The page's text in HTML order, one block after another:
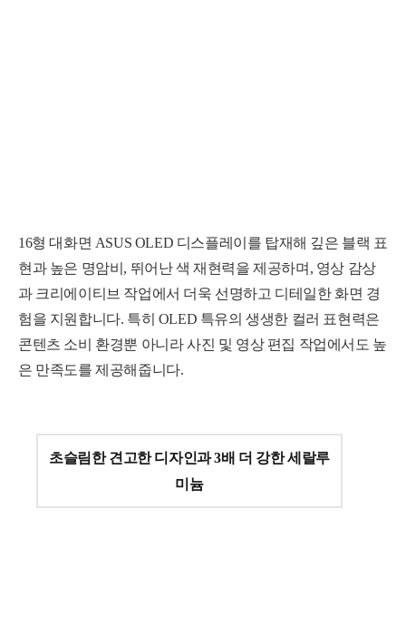
16형 대화면 ASUS OLED 디스플레이를 탑재해 깊은 블랙 표
현과 높은 명암비, 뛰어난 색 재현력을 제공하며, 영상 감상
과 크리에이티브 작업에서 더욱 선명하고 디테일한 화면 경
험을 지원합니다. 특히 OLED 특유의 생생한 컬러 표현력은
콘텐츠 소비 환경뿐 아니라 사진 및 영상 편집 작업에서도 높
은 만족도를 제공해줍니다.
초슬림한 견고한 디자인과 3배 더 강한 세랄루
미늄